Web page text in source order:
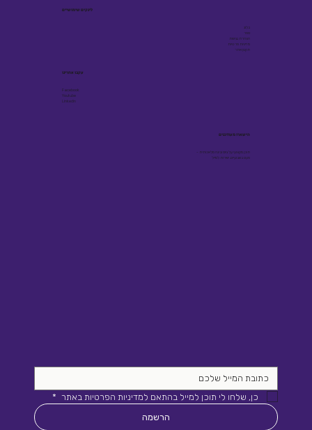
לינקים שימושיים
בלוג
ספר
הצהרת נגישות
מדיניות פרטיות
תקנון אתר
עקבו אחרינו
Facebook
Youtube
Linkedin
הישארו מעודכנים
תוכן מקצועי על גיוס ובינה מלאכותית -
פעם בשבועיים, ישירות למייל
כן, שלחו לי תוכן למייל בהתאם למדיניות הפרטיות באתר *
הרשמה